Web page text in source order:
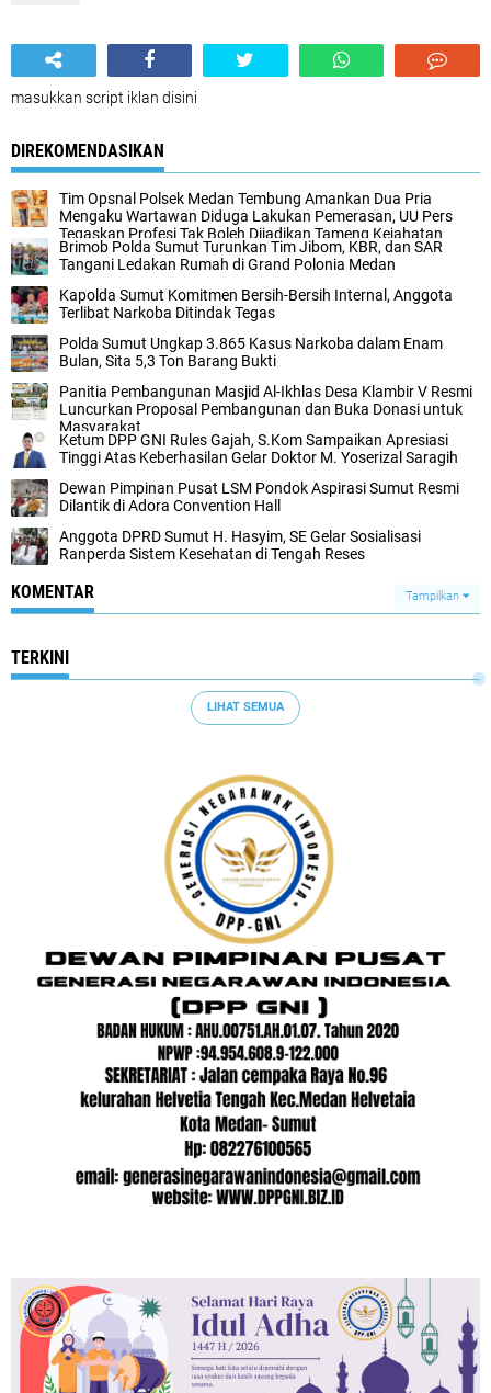
masukkan script iklan disini
DIREKOMENDASIKAN
Tim Opsnal Polsek Medan Tembung Amankan Dua Pria
Mengaku Wartawan Diduga Lakukan Pemerasan, UU Pers
Tegaskan Profesi Tak Boleh Dijadikan Tameng Kejahatan
Brimob Polda Sumut Turunkan Tim Jibom, KBR, dan SAR
Tangani Ledakan Rumah di Grand Polonia Medan
Kapolda Sumut Komitmen Bersih-Bersih Internal, Anggota
Terlibat Narkoba Ditindak Tegas
Polda Sumut Ungkap 3.865 Kasus Narkoba dalam Enam
Bulan, Sita 5,3 Ton Barang Bukti
Panitia Pembangunan Masjid Al-Ikhlas Desa Klambir V Resmi
Luncurkan Proposal Pembangunan dan Buka Donasi untuk
Masyarakat
Ketum DPP GNI Rules Gajah, S.Kom Sampaikan Apresiasi
Tinggi Atas Keberhasilan Gelar Doktor M. Yoserizal Saragih
Dewan Pimpinan Pusat LSM Pondok Aspirasi Sumut Resmi
Dilantik di Adora Convention Hall
Anggota DPRD Sumut H. Hasyim, SE Gelar Sosialisasi
Ranperda Sistem Kesehatan di Tengah Reses
KOMENTAR Tampilkan
TERKINI
LIHAT SEMUA